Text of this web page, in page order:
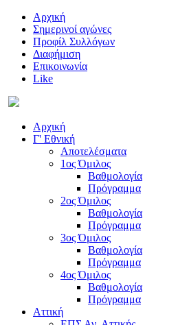
Αρχική
Σημερινοί αγώνες
Προφίλ Συλλόγων
Διαφήμιση
Επικοινωνία
Like
Αρχική
Γ' Εθνική
Αποτελέσματα
1ος Όμιλος
Βαθμολογία
Πρόγραμμα
2ος Όμιλος
Βαθμολογία
Πρόγραμμα
3ος Όμιλος
Βαθμολογία
Πρόγραμμα
4ος Όμιλος
Βαθμολογία
Πρόγραμμα
Αττική